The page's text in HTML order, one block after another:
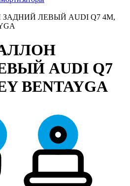
ЛЕВЫЙ AUDI Q7 4M,
AUDI Q7
BENTAYGA